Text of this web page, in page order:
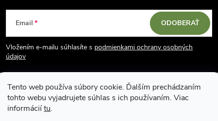
Tento web používa súbory cookie. Ďalším prechádzaním
tohto webu vyjadrujete súhlas s ich používaním. Viac
informáciítu.
Z
á
p
ä
Email
Vložením e-mailu súhlasíte s podmienkami ochrany osobných
údajov
ODOBERAŤ